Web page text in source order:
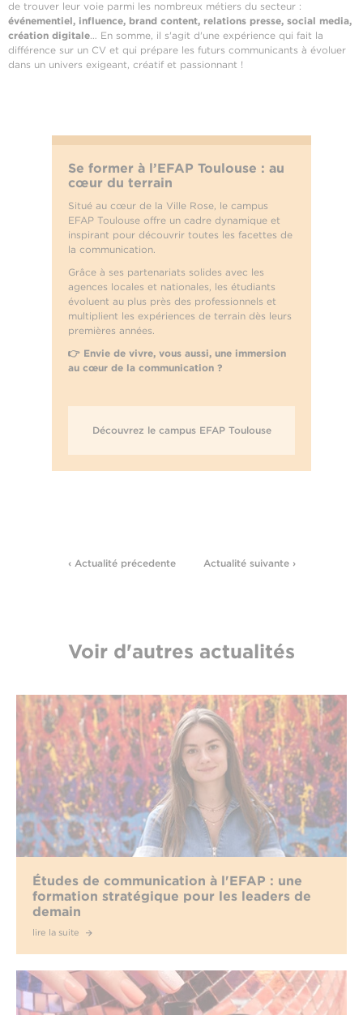
de trouver leur voie parmi les nombreux métiers du secteur :
événementiel, influence, brand content, relations presse, social media,
création digitale … En somme, il s'agit d'une expérience qui fait la
différence sur un CV et qui prépare les futurs communicants à évoluer
dans un univers exigeant, créatif et passionnant !
Se former à l’EFAP Toulouse : au
cœur du terrain
Situé au cœur de la Ville Rose, le campus
EFAP Toulouse offre un cadre dynamique et
inspirant pour découvrir toutes les facettes de
la communication.
Grâce à ses partenariats solides avec les
agences locales et nationales, les étudiants
évoluent au plus près des professionnels et
multiplient les expériences de terrain dès leurs
premières années.
👉 Envie de vivre, vous aussi, une immersion
au cœur de la communication ?
Découvrez le campus EFAP Toulouse
‹ Actualité précedente Actualité suivante ›
Voir d'autres actualités
Études de communication à l'EFAP : une
formation stratégique pour les leaders de
demain
lire la suite